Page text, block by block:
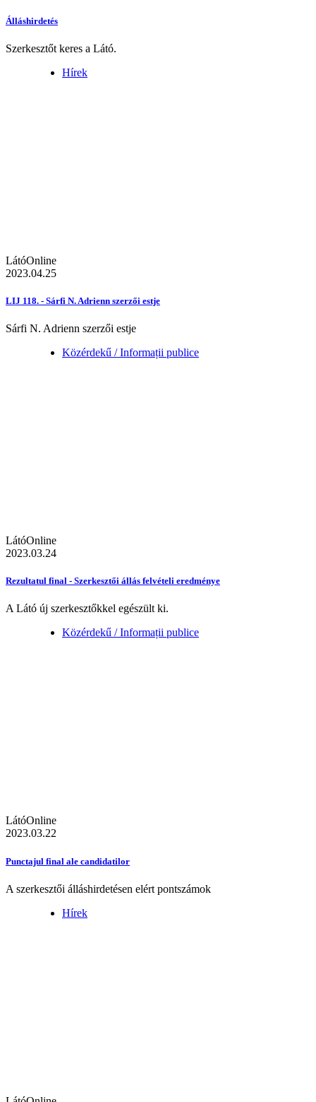
Álláshirdetés
Szerkesztőt keres a Látó.
Hírek
LátóOnline
2023.04.25
LIJ 118. - Sárfi N. Adrienn szerzői estje
Sárfi N. Adrienn szerzői estje
Közérdekű / Informații publice
LátóOnline
2023.03.24
Rezultatul final - Szerkesztői állás felvételi eredménye
A Látó új szerkesztőkkel egészült ki.
Közérdekű / Informații publice
LátóOnline
2023.03.22
Punctajul final ale candidatilor
A szerkesztői álláshirdetésen elért pontszámok
Hírek